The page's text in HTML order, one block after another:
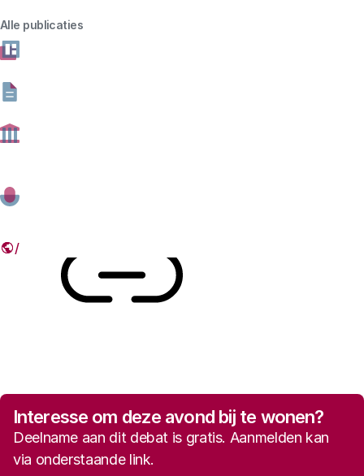
Alle publicaties
al lange tijd aan de mondiale top. In samenwerking met
de Adviesraad voor Wetenschap, Technologie en
Rathenau Instituut een serie van drie publieke debatten
over de toekomst van de wetenschap.
Interesse om deze avond bij te wonen?
Deelname aan dit debat is gratis. Aanmelden kan
via onderstaande link.